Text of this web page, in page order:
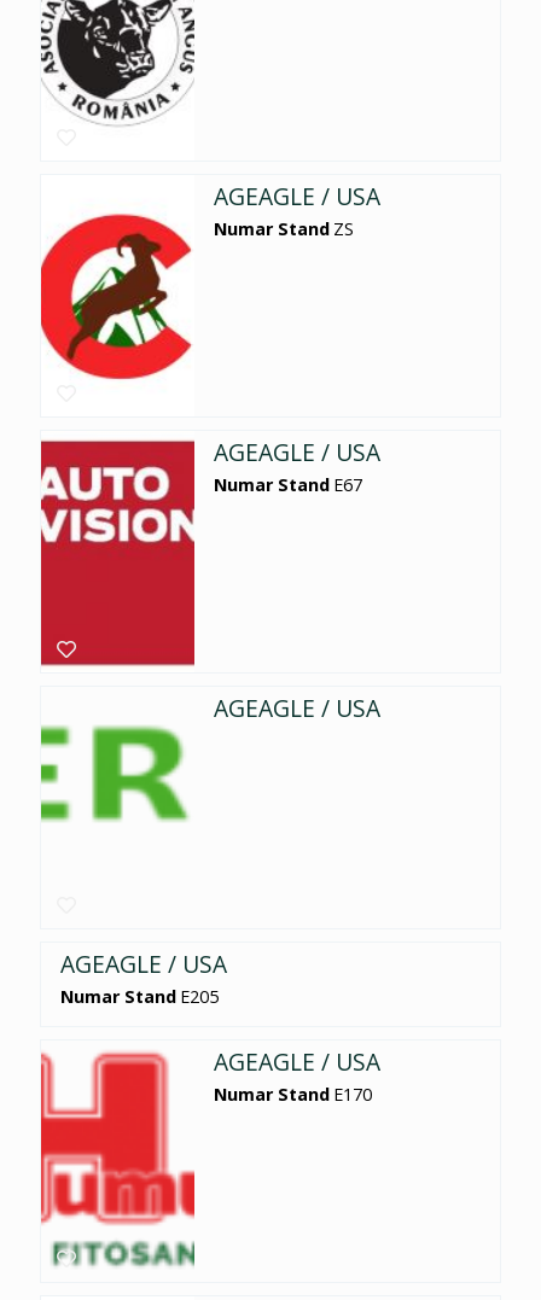
AGEAGLE / USA
Numar Stand ZS
AGEAGLE / USA
Numar Stand E67
AGEAGLE / USA
AGEAGLE / USA
Numar Stand E205
AGEAGLE / USA
Numar Stand E170